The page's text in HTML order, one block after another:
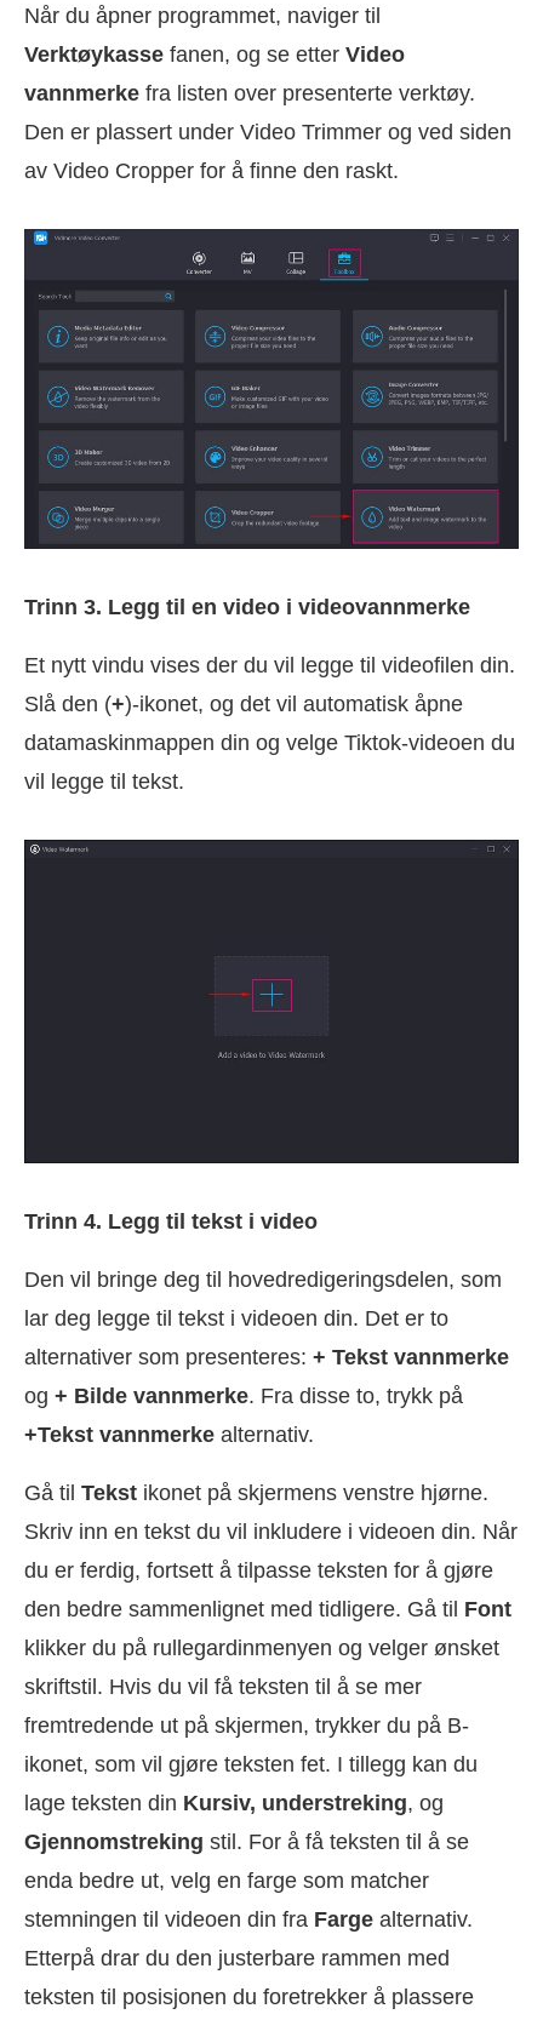
Når du åpner programmet, naviger til
Verktøykasse fanen, og se etter Video
vannmerke fra listen over presenterte verktøy.
Den er plassert under Video Trimmer og ved siden
av Video Cropper for å finne den raskt.
Trinn 3. Legg til en video i videovannmerke
Et nytt vindu vises der du vil legge til videofilen din.
Slå den (+)-ikonet, og det vil automatisk åpne
datamaskinmappen din og velge Tiktok-videoen du
vil legge til tekst.
Trinn 4. Legg til tekst i video
Den vil bringe deg til hovedredigeringsdelen, som
lar deg legge til tekst i videoen din. Det er to
alternativer som presenteres: + Tekst vannmerke
og + Bilde vannmerke. Fra disse to, trykk på
+Tekst vannmerke alternativ.
Gå til Tekst ikonet på skjermens venstre hjørne.
Skriv inn en tekst du vil inkludere i videoen din. Når
du er ferdig, fortsett å tilpasse teksten for å gjøre
den bedre sammenlignet med tidligere. Gå til Font
klikker du på rullegardinmenyen og velger ønsket
skriftstil. Hvis du vil få teksten til å se mer
fremtredende ut på skjermen, trykker du på B-
ikonet, som vil gjøre teksten fet. I tillegg kan du
lage teksten din Kursiv, understreking, og
Gjennomstreking stil. For å få teksten til å se
enda bedre ut, velg en farge som matcher
stemningen til videoen din fra Farge alternativ.
Etterpå drar du den justerbare rammen med
teksten til posisjonen du foretrekker å plassere